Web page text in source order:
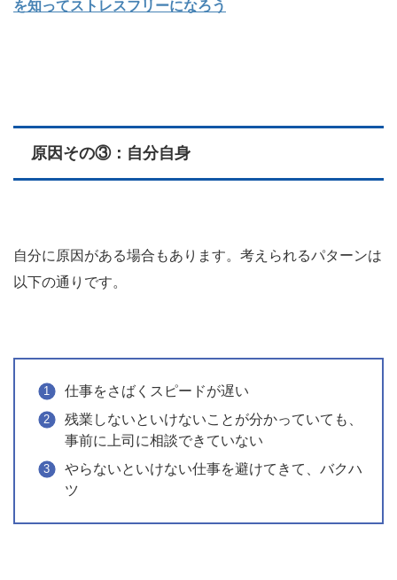
を知ってストレスフリーになろう
原因その③：自分自身
自分に原因がある場合もあります。考えられるパターンは
以下の通りです。
仕事をさばくスピードが遅い
残業しないといけないことが分かっていても、
事前に上司に相談できていない
やらないといけない仕事を避けてきて、バクハ
ツ